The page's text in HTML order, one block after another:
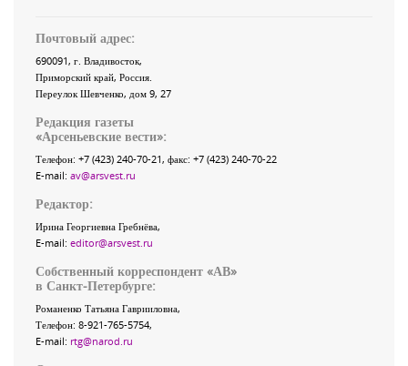
Почтовый адрес:
690091, г. Владивосток,
Приморский край, Россия
Переулок Шевченко, дом 9, 27
Редакция газеты
«Арсеньевские вести»:
Телефон: +7 (423) 240-70-21, факс: +7 (423) 240-70-22
E-mail: av@arsvest.ru
Редактор:
Ирина Георгиевна Гребнёва,
E-mail: editor@arsvest.ru
Собственный корреспондент «АВ»
в Санкт-Петербурге:
Романенко Татьяна Гаврииловна,
Телефон: 8-921-765-5754,
E-mail: rtg@narod.ru